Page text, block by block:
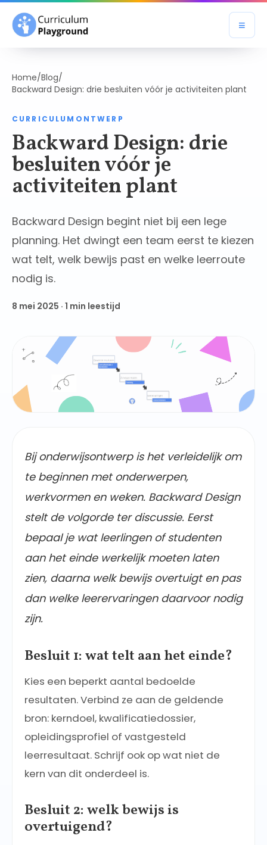
≡
Home/Blog/
Backward Design: drie besluiten vóór je activiteiten plant
CURRICULUMONTWERP
Backward Design: drie
besluiten vóór je
activiteiten plant
Backward Design begint niet bij een lege
planning. Het dwingt een team eerst te kiezen
wat telt, welk bewijs past en welke leerroute
nodig is.
8 mei 2025 · 1 min leestijd
Bij onderwijsontwerp is het verleidelijk om
te beginnen met onderwerpen,
werkvormen en weken. Backward Design
stelt de volgorde ter discussie. Eerst
bepaal je wat leerlingen of studenten
aan het einde werkelijk moeten laten
zien, daarna welk bewijs overtuigt en pas
dan welke leerervaringen daarvoor nodig
zijn.
Besluit 1: wat telt aan het einde?
Kies een beperkt aantal bedoelde
resultaten. Verbind ze aan de geldende
bron: kerndoel, kwalificatiedossier,
opleidingsprofiel of vastgesteld
leerresultaat. Schrijf ook op wat niet de
kern van dit onderdeel is.
Besluit 2: welk bewijs is
overtuigend?